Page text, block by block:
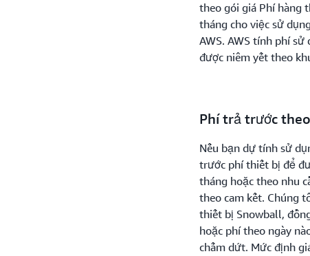
theo gói giá Phí hàng
tháng cho việc sử
AWS. AWS tính phí
được niêm yết theo
Phí trả trước
Nếu bạn dự tính sử
trước phí thiết bị để
tháng hoặc theo nhu
theo cam kết. Chúng
thiết bị Snowball,
hoặc phí theo ngày
chấm dứt. Mức định